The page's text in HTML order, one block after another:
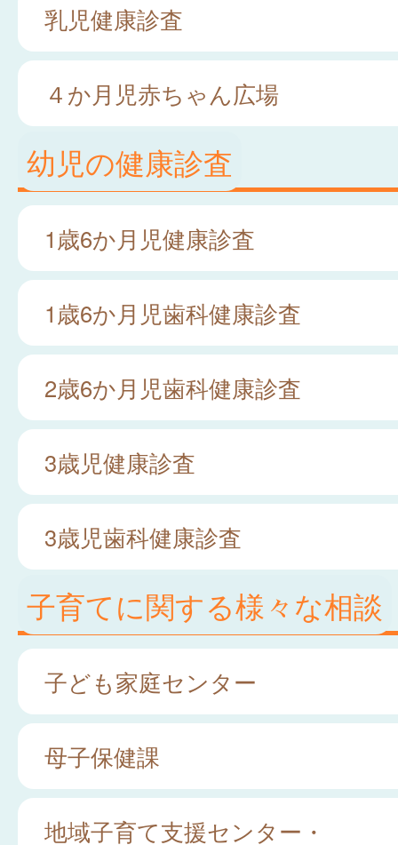
乳児健康診査
４か月児赤ちゃん広場
幼児の健康診査
1歳6か月児健康診査
1歳6か月児歯科健康診査
2歳6か月児歯科健康診査
3歳児健康診査
3歳児歯科健康診査
子育てに関する様々な相談
子ども家庭センター
母子保健課
地域子育て支援センター・